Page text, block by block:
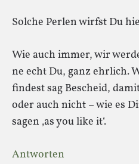
Solche Perlen wirfst Du
Wie auch immer, wir
ne echt Du, ganz ehrlich.
findest sag Bescheid,
oder auch nicht – wie es
sagen ‚as you like it‘.
Antworten